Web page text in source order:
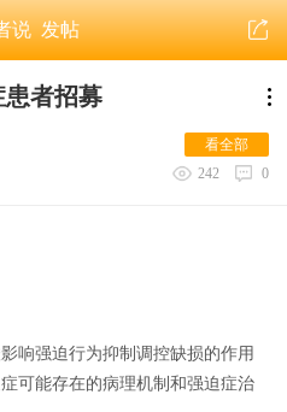
说发帖
患者招募
看全部
242
0
响强迫行为抑制调控缺损的作用
可能存在的病理机制和强迫症治